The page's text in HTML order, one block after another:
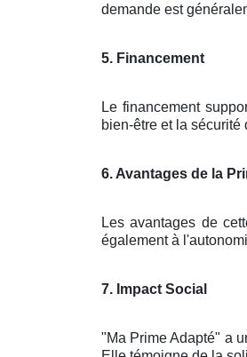
demande est
5. Financement
Le financement
bien-être et la sécurité
6. Avantages de la
Les avantages de
également à
7. Impact Social
"Ma Prime Adapté" a